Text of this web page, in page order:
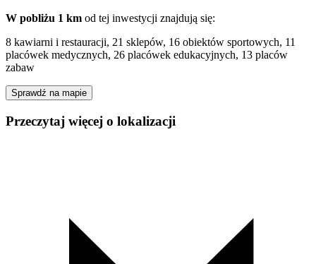
W pobliżu 1 km od tej inwestycji znajdują się:
8 kawiarni i restauracji, 21 sklepów, 16 obiektów sportowych, 11
placówek medycznych, 26 placówek edukacyjnych, 13 placów
zabaw
Sprawdź na mapie
Przeczytaj więcej o lokalizacji